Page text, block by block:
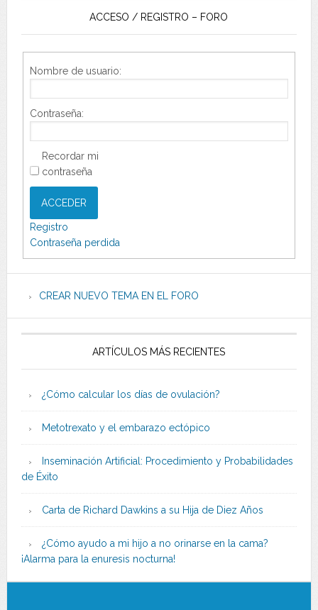
ACCESO / REGISTRO – FORO
Nombre de usuario:
Contraseña:
Recordar mi
contraseña
ACCEDER
Registro
Contraseña perdida
CREAR NUEVO TEMA EN EL FORO
ARTÍCULOS MÁS RECIENTES
¿Cómo calcular los días de ovulación?
Metotrexato y el embarazo ectópico
Inseminación Artificial: Procedimiento y Probabilidades
de Éxito
Carta de Richard Dawkins a su Hija de Diez Años
¿Cómo ayudo a mi hijo a no orinarse en la cama?
¡Alarma para la enuresis nocturna!